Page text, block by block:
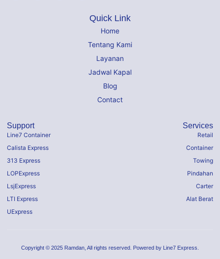
Quick Link
Home
Tentang Kami
Layanan
Jadwal Kapal
Blog
Contact
Support
Line7 Container
Calista Express
313 Express
LOPExpress
LsjExpress
LTI Express
UExpress
Services
Retail
Container
Towing
Pindahan
Carter
Alat Berat
Copyright © 2025 Ramdan, All rights reserved. Powered by Line7 Express.